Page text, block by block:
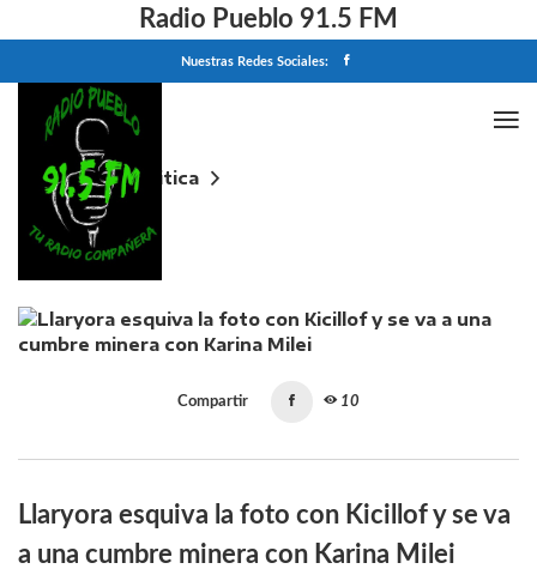
Radio Pueblo 91.5 FM
Nuestras Redes Sociales:
Home
Politica
Llaryora esquiva la foto con Kicillof y se va a una
cumbre minera con Karina Milei
Compartir 10
Llaryora esquiva la foto con Kicillof y se va
a una cumbre minera con Karina Milei